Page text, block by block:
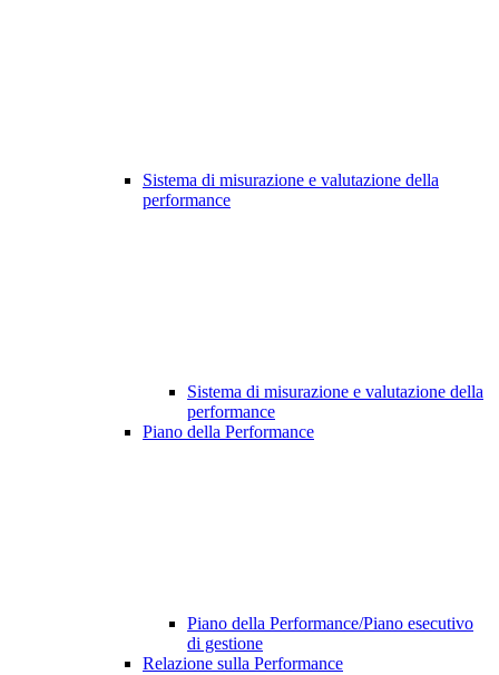
Sistema di misurazione e valutazione della
performance
Sistema di misurazione e valutazione della
performance
Piano della Performance
Piano della Performance/Piano esecutivo
di gestione
Relazione sulla Performance